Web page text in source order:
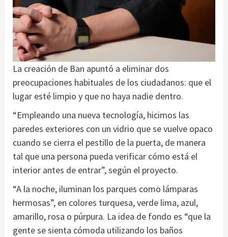
La creación de Ban apuntó a eliminar dos
preocupaciones habituales de los ciudadanos: que el
lugar esté limpio y que no haya nadie dentro.
“Empleando una nueva tecnología, hicimos las
paredes exteriores con un vidrio que se vuelve opaco
cuando se cierra el pestillo de la puerta, de manera
tal que una persona pueda verificar cómo está el
interior antes de entrar”, según el proyecto.
“A la noche, iluminan los parques como lámparas
hermosas”, en colores turquesa, verde lima, azul,
amarillo, rosa o púrpura. La idea de fondo es “que la
gente se sienta cómoda utilizando los baños